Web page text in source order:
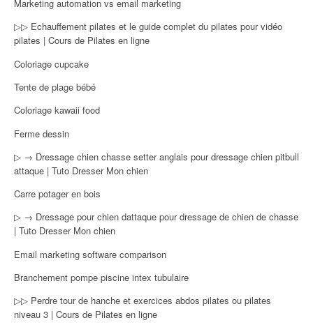
Marketing automation vs email marketing
▷▷ Echauffement pilates et le guide complet du pilates pour vidéo
pilates | Cours de Pilates en ligne
Coloriage cupcake
Tente de plage bébé
Coloriage kawaii food
Ferme dessin
▷ → Dressage chien chasse setter anglais pour dressage chien pitbull
attaque | Tuto Dresser Mon chien
Carre potager en bois
▷ → Dressage pour chien dattaque pour dressage de chien de chasse
| Tuto Dresser Mon chien
Email marketing software comparison
Branchement pompe piscine intex tubulaire
▷▷ Perdre tour de hanche et exercices abdos pilates ou pilates
niveau 3 | Cours de Pilates en ligne